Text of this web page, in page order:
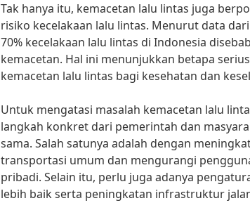
Tak hanya itu, kemacetan lalu lintas juga
risiko kecelakaan lalu lintas. Menurut data
70% kecelakaan lalu lintas di Indonesia
kemacetan. Hal ini menunjukkan betapa
kemacetan lalu lintas bagi kesehatan dan
Untuk mengatasi masalah kemacetan lalu
langkah konkret dari pemerintah dan
sama. Salah satunya adalah dengan
transportasi umum dan mengurangi
pribadi. Selain itu, perlu juga adanya
lebih baik serta peningkatan infrastruktur